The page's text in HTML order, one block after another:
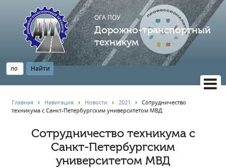
ОГА ПОУ
Дорожно-транспортный
техникум
НАВИГАЦИЯ
Главная
Профессионалитет
АБИТУРИЕНТУ
Главная › Навигация › Новости ›2021 ›Сотрудничество
техникума с Санкт-Петербургским университетом МВД
Сотрудничество техникума с
Санкт-Петербургским
университетом МВД